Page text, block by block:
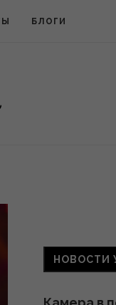
БЛОГИ
НОВОСТИ